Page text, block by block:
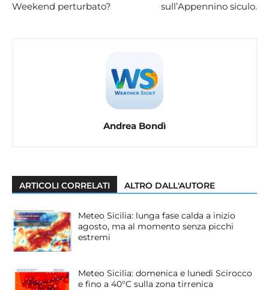
Weekend perturbato?
sull’Appennino siculo.
Andrea Bondì
ARTICOLI CORRELATI ALTRO DALL'AUTORE
Meteo Sicilia: lunga fase calda a inizio
agosto, ma al momento senza picchi
estremi
Meteo Sicilia: domenica e lunedì Scirocco
e fino a 40°C sulla zona tirrenica